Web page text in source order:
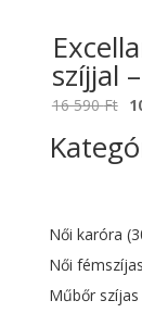
szíjjal
16 590Ft
Női karóra
Női
Műbőr